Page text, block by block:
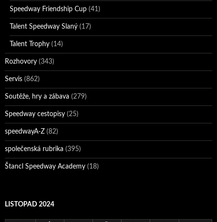
Speedway Friendship Cup (41)
Talent Speedway Slaný (17)
Talent Trophy (14)
Rozhovory (343)
Servis (862)
Soutěže, hry a zábava (279)
Speedway cestopisy (25)
speedwayA-Z (82)
společenská rubrika (395)
Štancl Speedway Academy (18)
LISTOPAD 2024